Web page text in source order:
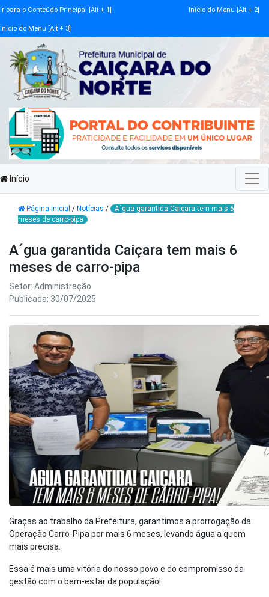
Ir para o Conteúdo Principal [Alt + 1] Início do Menu [Alt + 2]
Início do Menu [Alt + 3]
Início
Página inicial / Notícias /
A´gua garantida Caiçara tem mais 6
meses de carro-pipa
A´gua garantida Caiçara tem mais 6
meses de carro-pipa
Setor: Administração
Publicada: 30/07/2025
Graças ao trabalho da Prefeitura, garantimos a prorrogação da
Operação Carro-Pipa por mais 6 meses, levando água a quem
mais precisa.
Essa é mais uma vitória do nosso povo e do compromisso da
gestão com o bem-estar da população!